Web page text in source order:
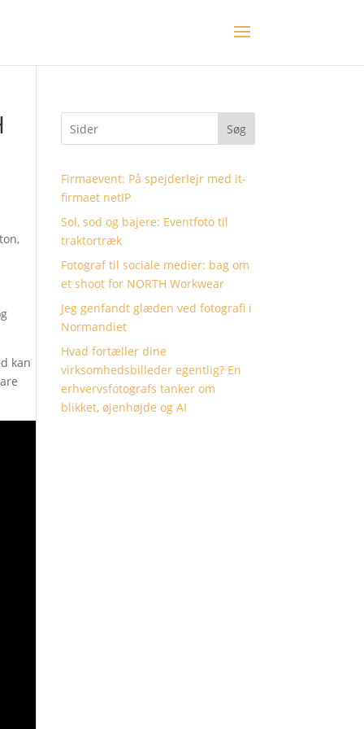
kan
Søg
Firmaevent: På spejderlejr med it-
firmaet netIP
Sol, sod og bajere: Eventfoto til
traktortræk
Fotograf til sociale medier: bag om
et shoot for NORTH Workwear
Jeg genfandt glæden ved fotografi i
Normandiet
Hvad fortæller dine
virksomhedsbilleder egentlig? En
erhvervsfotografs tanker om
blikket, øjenhøjde og AI